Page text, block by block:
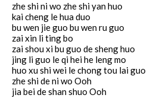
zhe shi ni wo zhe shi yan huo
kai cheng le hua duo
bu wen jie guo bu wen ru guo
zai xin li ting bo
zai shou xi bu guo de sheng huo
jing li guo le qi hei he leng mo
huo xu shi wei le chong tou lai guo
zhe shi de ni wo Ooh
jia bei de shan shuo Ooh